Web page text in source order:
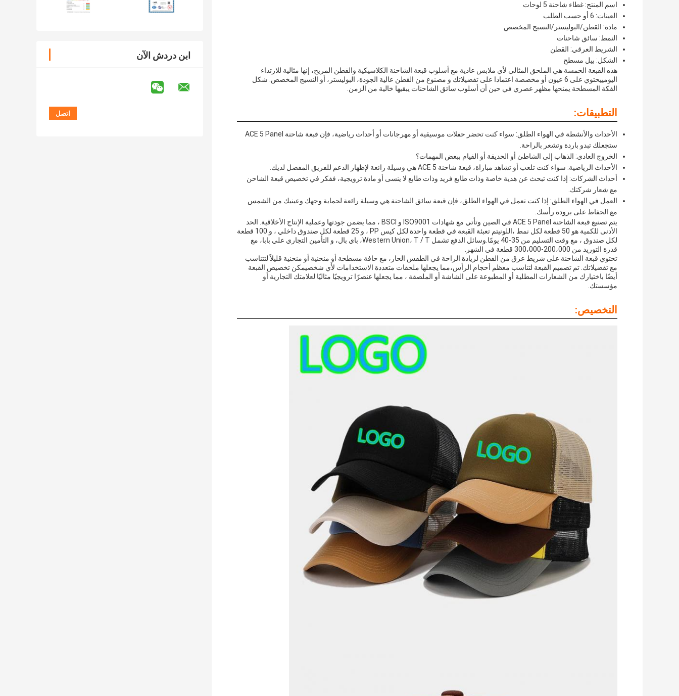
ابن دردش الآن
اسم المنتج: غطاء شاحنة 5 لوحات
العينات: 6 أو حسب الطلب
مادة: القطن/البوليستر/النسيج المخصص
النمط: سائق شاحنات
الشريط العرقي: القطن
الشكل: بيل مسطح
هذه القبعة الخمسة هي الملحق المثالي لأي ملابس عادية مع أسلوب قبعة الشاحنة الكلاسيكية والقطن المريح، إنها مثالية للارتداء
اليومييحتوي على 6 عيون أو مخصصة اعتمادا على تفضيلاتك و مصنوع من القطن عالية الجودة، البوليستر، أو النسيج المخصص. شكل
الفكة المسطحة يمنحها مظهر عصري في حين أن أسلوب سائق الشاحنات يبقيها خالية من الزمن.
التطبيقات:
الأحداث والأنشطة في الهواء الطلق: سواء كنت تحضر حفلات موسيقية أو مهرجانات أو أحداث رياضية، فإن قبعة شاحنة ACE 5 Panel
ستجعلك تبدو باردة وتشعر بالراحة.
الخروج العادي: الذهاب إلى الشاطئ أو الحديقة أو القيام ببعض المهمات؟
الأحداث الرياضية: سواء كنت تلعب أو تشاهد مباراة، قبعة شاحنة ACE 5 هي وسيلة رائعة لإظهار الدعم للفريق المفضل لديك.
أحداث الشركات: إذا كنت تبحث عن هدية خاصة وذات طابع فريد وذات طابع لا ينسى أو مادة ترويجية، ففكر في تخصيص قبعة الشاحن
مع شعار شركتك.
العمل في الهواء الطلق: إذا كنت تعمل في الهواء الطلق، فإن قبعة سائق الشاحنة هي وسيلة رائعة لحماية وجهك وعينيك من الشمس
مع الحفاظ على برودة رأسك.
يتم تصنيع قبعة الشاحنة ACE 5 Panel في الصين وتأتي مع شهادات ISO9001 و BSCI ، مما يضمن جودتها وعملية الإنتاج الأخلاقية. الحد
الأدنى للكمية هو 50 قطعة لكل نمط ،اللونيتم تعبئة القبعة في قطعة واحدة لكل كيس PP ، و 25 قطعة لكل صندوق داخلي ، و 100 قطعة
لكل صندوق ، مع وقت التسليم من 35-40 يومًا.وسائل الدفع تشمل Western Union، T / T، باي بال، و التأمين التجاري علي بابا، مع
قدرة التوريد من 200،000-300،000 قطعة في الشهر.
تحتوي قبعة الشاحنة على شريط عرق من القطن لزيادة الراحة في الطقس الحار، مع حافة مسطحة أو منحنية أو منحنية قليلاً لتتناسب
مع تفضيلاتك. تم تصميم القبعة لتناسب معظم أحجام الرأس،مما يجعلها ملحقات متعددة الاستخدامات لأي شخصيمكن تخصيص القبعة
أيضًا باختيارك من الشعارات المطلية أو المطبوعة على الشاشة أو الملصقة ، مما يجعلها عنصرًا ترويجيًا مثاليًا لعلامتك التجارية أو
مؤسستك.
التخصيص: